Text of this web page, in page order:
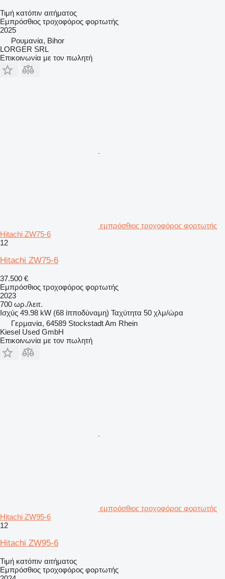
Τιμή κατόπιν αιτήματος
Εμπρόσθιος τροχοφόρος φορτωτής
2025
Ρουμανία, Bihor
LORGER SRL
Επικοινωνία με τον πωλητή
εμπρόσθιος τροχοφόρος φορτωτής
Hitachi ZW75-6
12
Hitachi ZW75-6
37.500 €
Εμπρόσθιος τροχοφόρος φορτωτής
2023
700 ωρ./λειτ.
Ισχύς 49.98 kW (68 ίπποδύναμη) Ταχύτητα 50 χλμ/ώρα
Γερμανία, 64589 Stockstadt Am Rhein
Kiesel Used GmbH
Επικοινωνία με τον πωλητή
εμπρόσθιος τροχοφόρος φορτωτής
Hitachi ZW95-6
12
Hitachi ZW95-6
Τιμή κατόπιν αιτήματος
Εμπρόσθιος τροχοφόρος φορτωτής